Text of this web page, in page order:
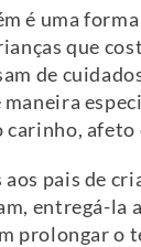
é uma
que
de
maneira
afeto
pais de
entregá-la
prolongar o